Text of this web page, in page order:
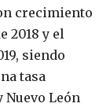
crecimiento
2018 y el
siendo
tasa
Nuevo León